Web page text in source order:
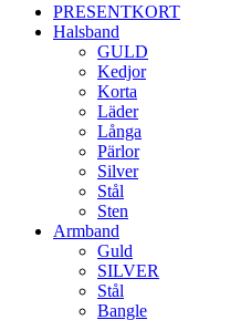
PRESENTKORT
Halsband
GULD
Kedjor
Korta
Läder
Långa
Pärlor
Silver
Stål
Sten
Armband
Guld
SILVER
Stål
Bangle